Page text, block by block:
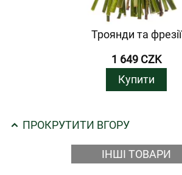
Троянди та фрезії
1 649 CZK
Купити
ПРОКРУТИТИ ВГОРУ
ІНШІ ТОВАРИ